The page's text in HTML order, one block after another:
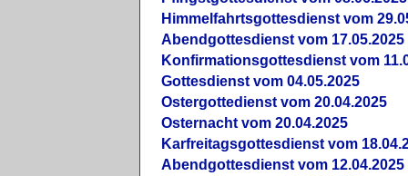
Himmelfahrtsgottesdienst vom
Abendgottesdienst vom 17.05.2025
Konfirmationsgottesdienst vom
Gottesdienst vom 04.05.2025
Ostergottedienst vom 20.04.2025
Osternacht vom 20.04.2025
Karfreitagsgottesdienst vom
Abendgottesdienst vom 12.04.2025